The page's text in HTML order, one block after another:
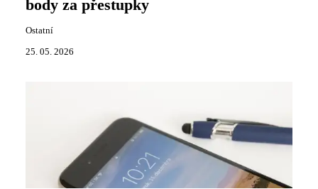
body za přestupky
Ostatní
25. 05. 2026